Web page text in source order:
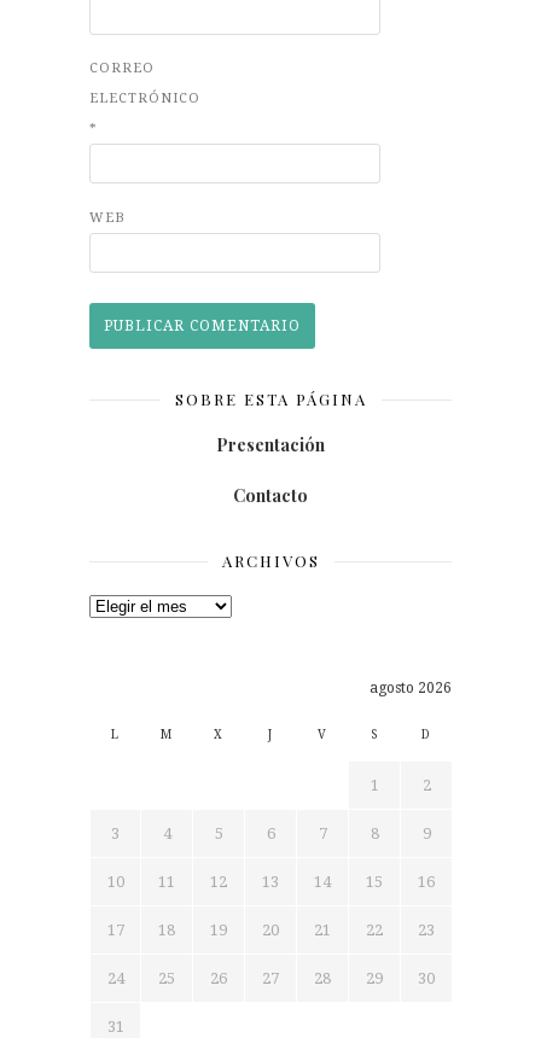
CORREO
ELECTRÓNICO
*
WEB
SOBRE ESTA PÁGINA
Presentación
Contacto
ARCHIVOS
Archivos
agosto 2026
L M X J V S D
1 2
3 4 5 6 7 8 9
10 11 12 13 14 15 16
17 18 19 20 21 22 23
24 25 26 27 28 29 30
31